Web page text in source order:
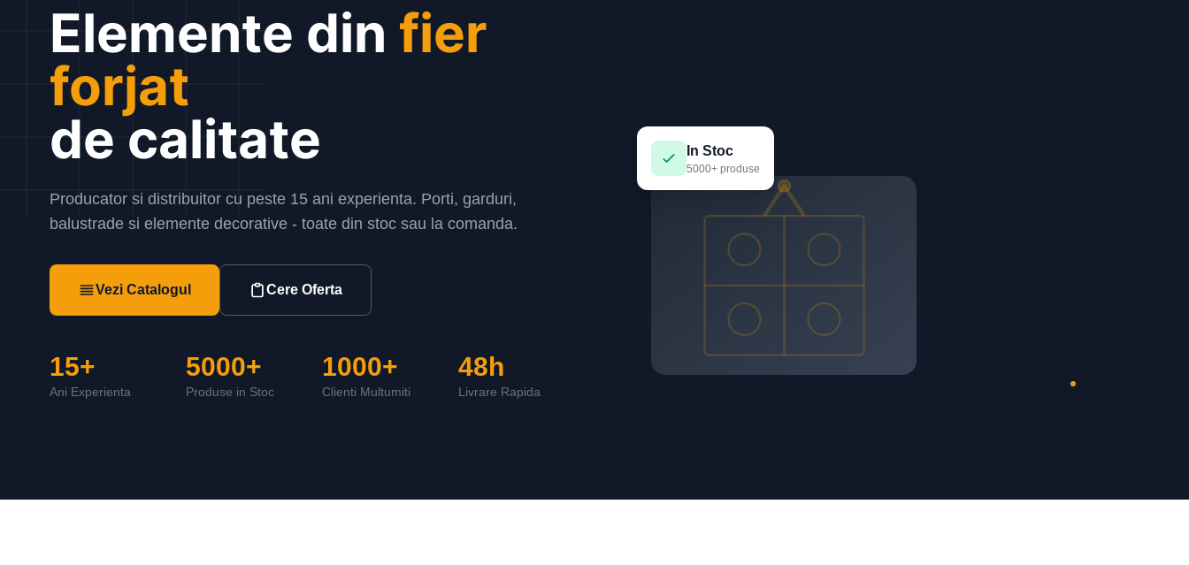
Elemente din fier
forjat
de calitate
Producator si distribuitor cu peste 15 ani experienta. Porti, garduri,
balustrade si elemente decorative - toate din stoc sau la comanda.
Vezi Catalogul Cere Oferta
15+
Ani Experienta
5000+
Produse in Stoc
1000+
Clienti Multumiti
48h
Livrare Rapida
In Stoc
5000+ produse